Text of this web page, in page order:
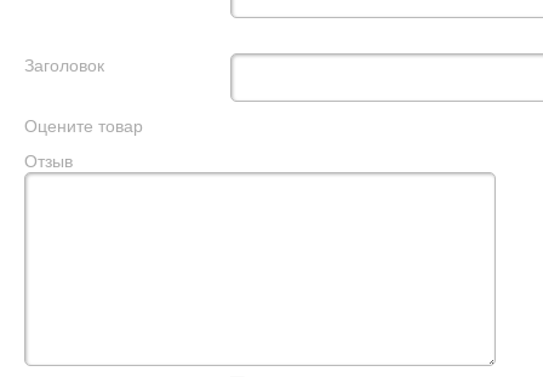
Заголовок
Оцените товар
Отзыв